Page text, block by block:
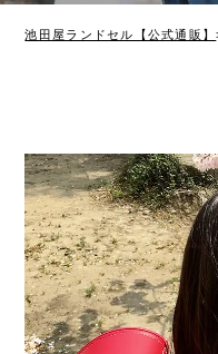
池田屋ランドセル【公式通販】